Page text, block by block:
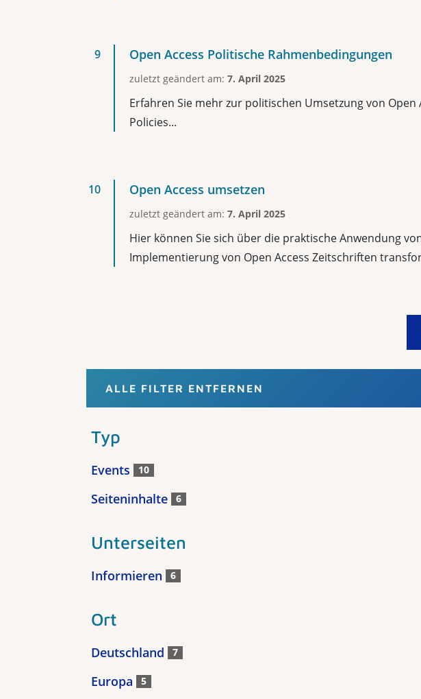
Open Access Politische Rahmenbedingungen
zuletzt geändert am: 7. April 2025
Erfahren Sie mehr zur politischen Umsetzung von
Policies...
Open Access umsetzen
zuletzt geändert am: 7. April 2025
Hier können Sie sich über die praktische Anwendung
Implementierung von Open Access Zeitschriften
ALLE FILTER ENTFERNEN
Typ
Events 10
Seiteninhalte 6
Unterseiten
Informieren 6
Ort
Deutschland 7
Europa 5